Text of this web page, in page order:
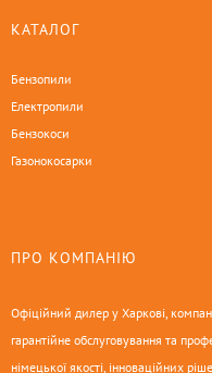
КАТАЛОГ
Бензопили
Електропили
Бензокоси
Газонокосарки
ПРО КОМПАНІЮ
Офіційний дилер у Харкові,
гарантійне обслуговування та
німецької якості, інноваційних